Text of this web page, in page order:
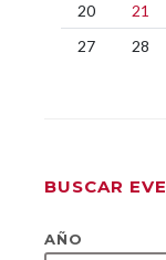
20
21
27
28
BUSCAR
AÑO